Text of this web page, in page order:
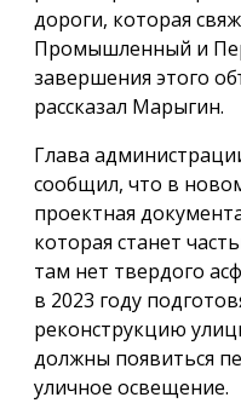
дороги, которая
Промышленный и
завершения этого
рассказал Марыгин.
Глава
сообщил, что в
проектная
которая станет
там нет твердого
в 2023 году
реконструкцию
должны появиться
уличное освещение.